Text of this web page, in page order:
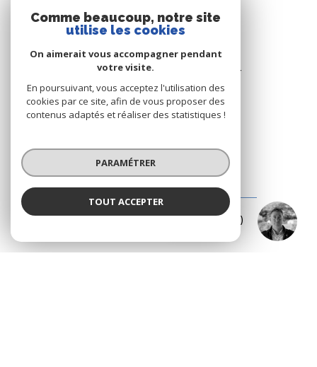
Eddy PARON
BUREAU DE CAVALAIRE
Les Résidence du Port - Rue du Port
83240 Cavalaire-sur-Mer
+33.(0)4.94.64.66.53
+33.(0)6.03.00.02.28
riviera.immobilier@wanadoo.fr
BUREAU DE LA CROIX-VALMER
187 Rue Louis Martin ( Rue centrale )
+33.(0)4.94.79.59.18
Comme beaucoup, notre site
utilise les cookies
On aimerait vous accompagner pendant
votre visite.
En poursuivant, vous acceptez l'utilisation des
cookies par ce site, afin de vous proposer des
contenus adaptés et réaliser des statistiques !
PARAMÉTRER
TOUT ACCEPTER